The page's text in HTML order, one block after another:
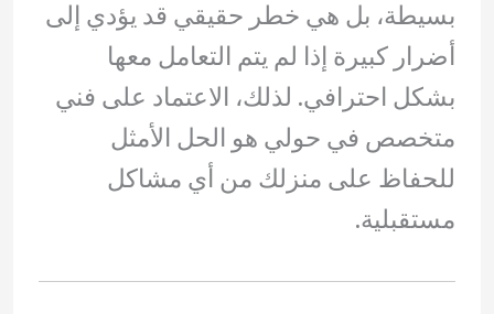
بسيطة، بل هي خطر حقيقي قد يؤدي إلى
أضرار كبيرة إذا لم يتم التعامل معها
بشكل احترافي. لذلك، الاعتماد على فني
متخصص في حولي هو الحل الأمثل
للحفاظ على منزلك من أي مشاكل
مستقبلية.